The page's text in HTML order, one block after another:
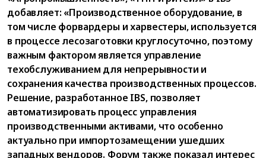
добавляет: «Производственное оборудование, в
том числе форвардеры и харвестеры, используется
в процессе лесозаготовки круглосуточно, поэтому
важным фактором является управление
техобслуживанием для непрерывности и
сохранения качества производственных процессов.
Решение, разработанное IBS, позволяет
автоматизировать процесс управления
производственными активами, что особенно
актуально при импортозамещении ушедших
западных вендоров. Форум также показал интерес